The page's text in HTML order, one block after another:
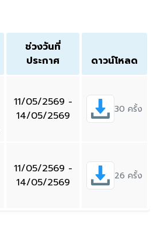
ช่วงวันที่
ประกาศ
ดาวน์โหลด
11/05/2569 -
14/05/2569
30 ครั้ง
11/05/2569 -
14/05/2569
26 ครั้ง